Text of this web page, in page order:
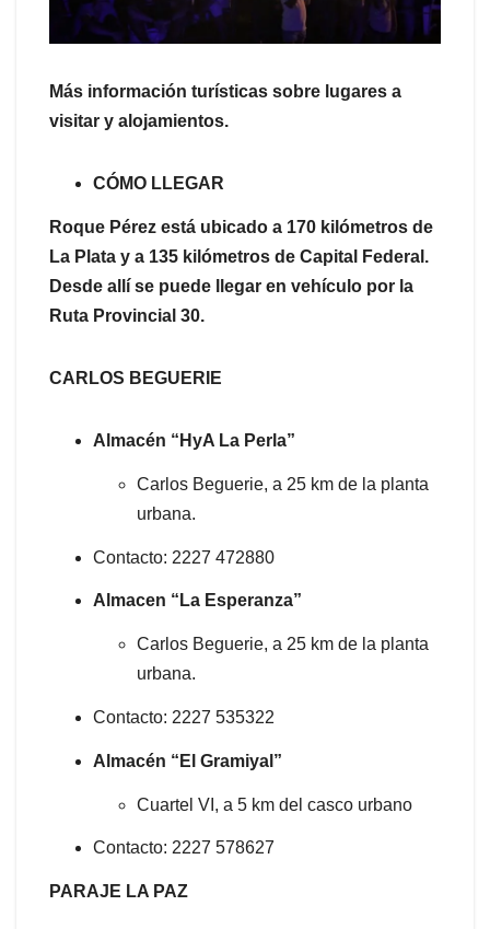
Más información turísticas sobre lugares a
visitar y alojamientos.
CÓMO LLEGAR
Roque Pérez está ubicado a 170 kilómetros de
La Plata y a 135 kilómetros de Capital Federal.
Desde allí se puede llegar en vehículo por la
Ruta Provincial 30.
CARLOS BEGUERIE
Almacén “HyA La Perla”
Carlos Beguerie, a 25 km de la planta
urbana.
Contacto: 2227 472880
Almacen “La Esperanza”
Carlos Beguerie, a 25 km de la planta
urbana.
Contacto: 2227 535322
Almacén “El Gramiyal”
Cuartel VI, a 5 km del casco urbano
Contacto: 2227 578627
PARAJE LA PAZ